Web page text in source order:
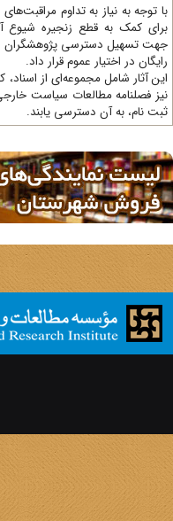
کمک به قطع زنجیره شیوع
تسهیل دسترسی پژوهشگران در
در اختیار عموم قرار داد.
آثار شامل مجموعه‌ای از اسناد،
فصلنامه مطالعات سیاست خارجی
نام، به آن دسترسی یابند.